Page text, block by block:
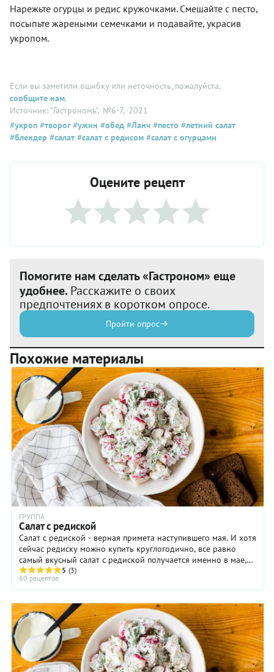
Нарежьте огурцы и редис кружочками. Смешайте с песто,
посыпьте жареными семечками и подавайте, украсив
укропом.
Если вы заметили ошибку или неточность, пожалуйста,
сообщите нам.
Источник: "Гастрономъ", №6-7, 2021
#укроп #творог#ужин #обед #Ланч #песто #летний салат
#блендер #салат #салат с редисом #салат с огурцами
Оцените рецепт
Помогите нам сделать «Гастроном» еще
удобнее. Расскажите о своих
предпочтениях в коротком опросе.
Пройти опрос
Похожие материалы
ГРУППА
Салат с редиской
Салат с редиской - верная примета наступившего мая. И хотя
сейчас редиску можно купить круглогодично, все равно
самый вкусный салат с редиской получается именно в мае,
недаром его называют ...
5 (3)
60 рецептов